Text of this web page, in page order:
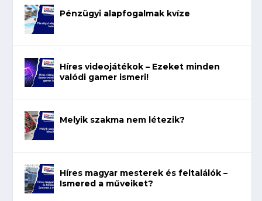
Pénzügyi alapfogalmak kvíze
Híres videojátékok – Ezeket minden
valódi gamer ismeri!
Melyik szakma nem létezik?
Híres magyar mesterek és feltalálók –
Ismered a műveiket?